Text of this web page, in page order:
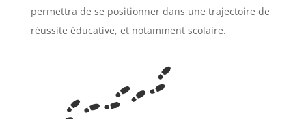
permettra de se positionner dans une trajectoire de
réussite éducative, et notamment scolaire.